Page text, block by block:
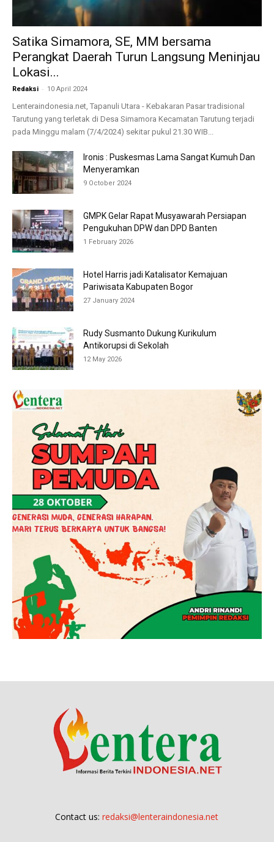
Satika Simamora, SE, MM bersama
Perangkat Daerah Turun Langsung Meninjau
Lokasi...
Redaksi - 10 April 2024
Lenteraindonesia.net, Tapanuli Utara - Kebakaran Pasar tradisional
Tarutung yang terletak di Desa Simamora Kecamatan Tarutung terjadi
pada Minggu malam (7/4/2024) sekitar pukul 21.30 WIB...
Ironis : Puskesmas Lama Sangat Kumuh Dan
Menyeramkan
9 October 2024
GMPK Gelar Rapat Musyawarah Persiapan
Pengukuhan DPW dan DPD Banten
1 February 2026
Hotel Harris jadi Katalisator Kemajuan
Pariwisata Kabupaten Bogor
27 January 2024
Rudy Susmanto Dukung Kurikulum
Antikorupsi di Sekolah
12 May 2026
Contact us:redaksi@lenteraindonesia.net